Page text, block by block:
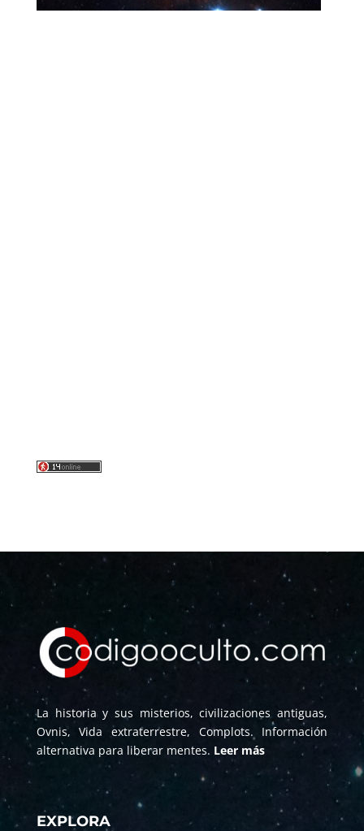
La historia y sus misterios, civilizaciones antiguas,
Ovnis, Vida extraterrestre, Complots. Información
alternativa para liberar mentes. Leer más
EXPLORA